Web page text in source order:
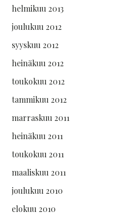
helmikuu 2013
joulukuu 2012
syyskuu 2012
heinäkuu 2012
toukokuu 2012
tammikuu 2012
marraskuu 2011
heinäkuu 2011
toukokuu 2011
maaliskuu 2011
joulukuu 2010
elokuu 2010